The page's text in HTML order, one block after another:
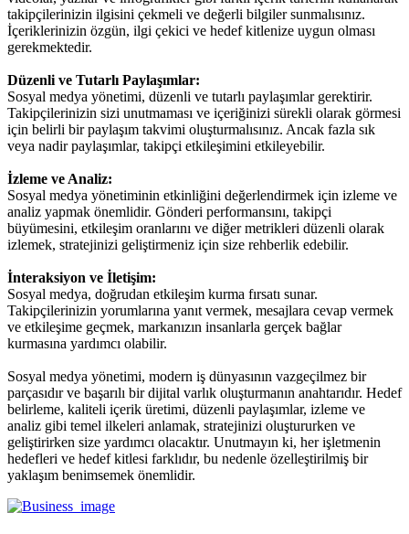
takipçilerinizin ilgisini çekmeli ve değerli bilgiler sunmalısınız.
İçeriklerinizin özgün, ilgi çekici ve hedef kitlenize uygun olması
gerekmektedir.
Düzenli ve Tutarlı Paylaşımlar:
Sosyal medya yönetimi, düzenli ve tutarlı paylaşımlar gerektirir.
Takipçilerinizin sizi unutmaması ve içeriğinizi sürekli olarak görmesi
için belirli bir paylaşım takvimi oluşturmalısınız. Ancak fazla sık
veya nadir paylaşımlar, takipçi etkileşimini etkileyebilir.
İzleme ve Analiz:
Sosyal medya yönetiminin etkinliğini değerlendirmek için izleme ve
analiz yapmak önemlidir. Gönderi performansını, takipçi
büyümesini, etkileşim oranlarını ve diğer metrikleri düzenli olarak
izlemek, stratejinizi geliştirmeniz için size rehberlik edebilir.
İnteraksiyon ve İletişim:
Sosyal medya, doğrudan etkileşim kurma fırsatı sunar.
Takipçilerinizin yorumlarına yanıt vermek, mesajlara cevap vermek
ve etkileşime geçmek, markanızın insanlarla gerçek bağlar
kurmasına yardımcı olabilir.
Sosyal medya yönetimi, modern iş dünyasının vazgeçilmez bir
parçasıdır ve başarılı bir dijital varlık oluşturmanın anahtarıdır. Hedef
belirleme, kaliteli içerik üretimi, düzenli paylaşımlar, izleme ve
analiz gibi temel ilkeleri anlamak, stratejinizi oluştururken ve
geliştirirken size yardımcı olacaktır. Unutmayın ki, her işletmenin
hedefleri ve hedef kitlesi farklıdır, bu nedenle özelleştirilmiş bir
yaklaşım benimsemek önemlidir.